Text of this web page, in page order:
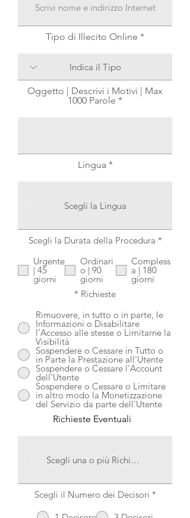
Tipo di Illecito Online
Oggetto | Descrivi i Motivi | Max
1000 Parole
Lingua
Scegli la Durata della Procedura *R
q
u
Urgente
| 45
giorni
Ordinari
o | 90
giorni
Compless
a | 180
giorni
Richieste
*
Rimuovere, in tutto o in parte, le
Informazioni o Disabilitare
l’Accesso alle stesse o Limitarne la
Visibilità
Sospendere o Cessare in Tutto o
in Parte la Prestazione all'Utente
Sospendere o Cessare l'Account
dell'Utente
Sospendere o Cessare o Limitare
in altro modo la Monetizzazione
del Servizio da parte dell'Utente
Richieste Eventuali
Scegli il Numero dei Decisori *